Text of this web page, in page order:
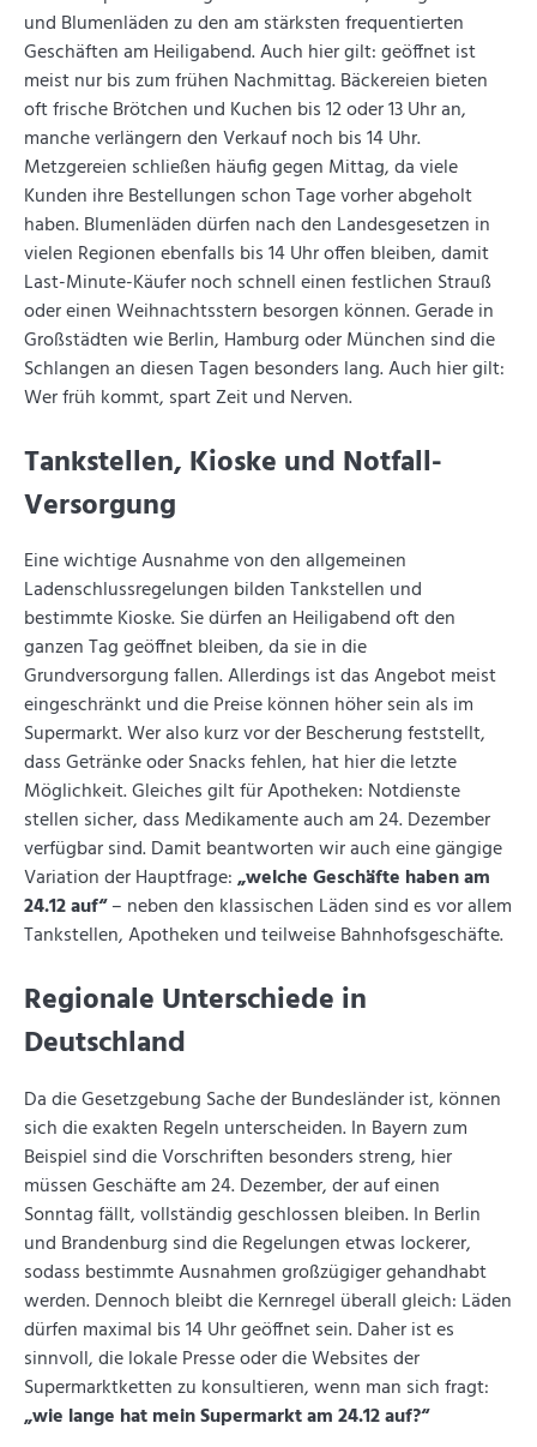
und Blumenläden zu den am stärksten frequentierten
Geschäften am Heiligabend. Auch hier gilt: geöffnet ist
meist nur bis zum frühen Nachmittag. Bäckereien bieten
oft frische Brötchen und Kuchen bis 12 oder 13 Uhr an,
manche verlängern den Verkauf noch bis 14 Uhr.
Metzgereien schließen häufig gegen Mittag, da viele
Kunden ihre Bestellungen schon Tage vorher abgeholt
haben. Blumenläden dürfen nach den Landesgesetzen in
vielen Regionen ebenfalls bis 14 Uhr offen bleiben, damit
Last-Minute-Käufer noch schnell einen festlichen Strauß
oder einen Weihnachtsstern besorgen können. Gerade in
Großstädten wie Berlin, Hamburg oder München sind die
Schlangen an diesen Tagen besonders lang. Auch hier gilt:
Wer früh kommt, spart Zeit und Nerven.
Tankstellen, Kioske und Notfall-
Versorgung
Eine wichtige Ausnahme von den allgemeinen
Ladenschlussregelungen bilden Tankstellen und
bestimmte Kioske. Sie dürfen an Heiligabend oft den
ganzen Tag geöffnet bleiben, da sie in die
Grundversorgung fallen. Allerdings ist das Angebot meist
eingeschränkt und die Preise können höher sein als im
Supermarkt. Wer also kurz vor der Bescherung feststellt,
dass Getränke oder Snacks fehlen, hat hier die letzte
Möglichkeit. Gleiches gilt für Apotheken: Notdienste
stellen sicher, dass Medikamente auch am 24. Dezember
verfügbar sind. Damit beantworten wir auch eine gängige
Variation der Hauptfrage:„welche Geschäfte haben am
24.12 auf“– neben den klassischen Läden sind es vor allem
Tankstellen, Apotheken und teilweise Bahnhofsgeschäfte.
Regionale Unterschiede in
Deutschland
Da die Gesetzgebung Sache der Bundesländer ist, können
sich die exakten Regeln unterscheiden. In Bayern zum
Beispiel sind die Vorschriften besonders streng, hier
müssen Geschäfte am 24. Dezember, der auf einen
Sonntag fällt, vollständig geschlossen bleiben. In Berlin
und Brandenburg sind die Regelungen etwas lockerer,
sodass bestimmte Ausnahmen großzügiger gehandhabt
werden. Dennoch bleibt die Kernregel überall gleich: Läden
dürfen maximal bis 14 Uhr geöffnet sein. Daher ist es
sinnvoll, die lokale Presse oder die Websites der
Supermarktketten zu konsultieren, wenn man sich fragt:
„wie lange hat mein Supermarkt am 24.12 auf?“